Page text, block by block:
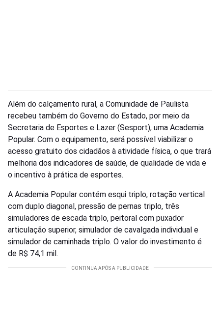
Além do calçamento rural, a Comunidade de Paulista
recebeu também do Governo do Estado, por meio da
Secretaria de Esportes e Lazer (Sesport), uma Academia
Popular. Com o equipamento, será possível viabilizar o
acesso gratuito dos cidadãos à atividade física, o que trará
melhoria dos indicadores de saúde, de qualidade de vida e
o incentivo à prática de esportes.
A Academia Popular contém esqui triplo, rotação vertical
com duplo diagonal, pressão de pernas triplo, três
simuladores de escada triplo, peitoral com puxador
articulação superior, simulador de cavalgada individual e
simulador de caminhada triplo. O valor do investimento é
de R$ 74,1 mil.